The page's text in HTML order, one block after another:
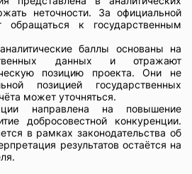
неточности. За официальной
обращаться к государственным
баллы основаны на
данных и отражают
позицию проекта. Они не
позицией государственных
может уточняться.
направлена на повышение
добросовестной конкуренции.
в рамках законодательства об
результатов остаётся на